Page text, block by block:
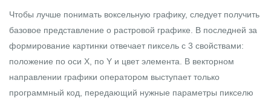
Чтобы лучше понимать воксельную графику, следует получить
базовое представление о растровой графике. В последней за
формирование картинки отвечает пиксель с 3 свойствами:
положение по оси X, по Y и цвет элемента. В векторном
направлении графики оператором выступает только
программный код, передающий нужные параметры пикселю